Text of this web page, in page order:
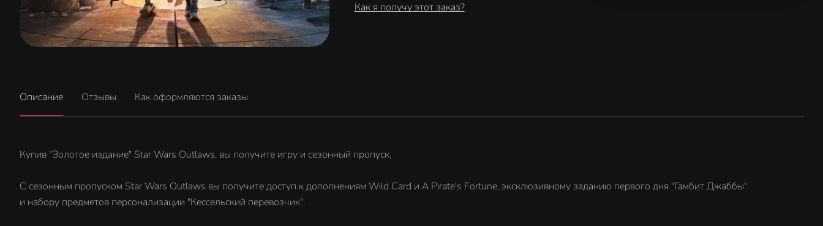
Как я получу этот заказ?
Описание Отзывы Как оформляются заказы
Купив "Золотое издание" Star Wars Outlaws, вы получите игру и сезонный пропуск.
С сезонным пропуском Star Wars Outlaws вы получите доступ к дополнениям Wild Card и A Pirate's Fortune, эксклюзивному заданию первого дня "Гамбит Джаббы"
и набору предметов персонализации "Кессельский перевозчик".